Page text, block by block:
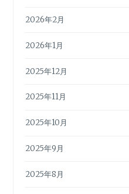
2026年2月
2026年1月
2025年12月
2025年11月
2025年10月
2025年9月
2025年8月